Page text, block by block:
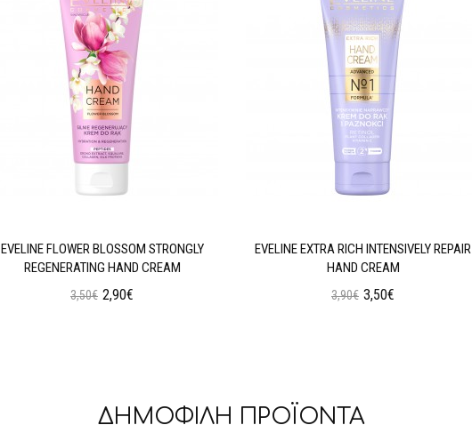
EVELINE FLOWER BLOSSOM STRONGLY
REGENERATING HAND CREAM
3,50€ 2,90€
EVELINE EXTRA RICH INTENSIVELY REPAIR
HAND CREAM
3,90€ 3,50€
ΔΗΜΟΦΙΛΗ ΠΡΟΪΟΝΤΑ